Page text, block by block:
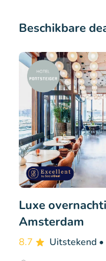
Beschikbare
Luxe
Amsterdam
8.7 Uitstekend